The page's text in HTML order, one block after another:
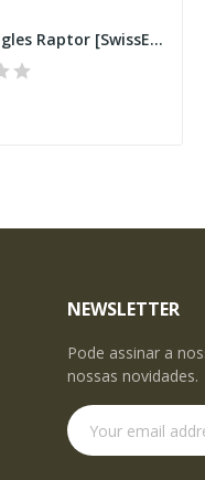
Olive Googles Raptor [SwissEye]
NEWSLETTER
Pode assinar a
nossas novidades.